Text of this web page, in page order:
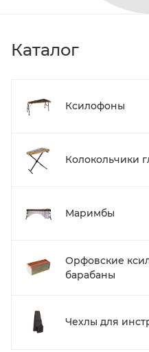
Каталог
Ксилофоны
Колокольчики
Маримбы
Орфовские
барабаны
Чехлы для